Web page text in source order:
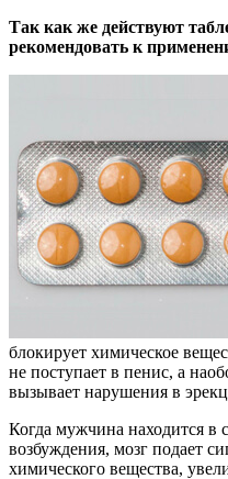
Так как же действуют
рекомендовать к
блокирует химическое
не поступает в пенис, а
вызывает нарушения в
Когда мужчина находится в
возбуждения, мозг подает
химического вещества,